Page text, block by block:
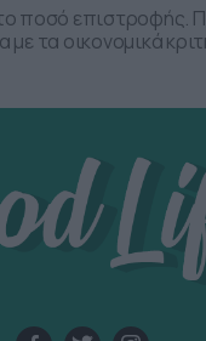
ποσό επιστροφής.
τα οικονομικά